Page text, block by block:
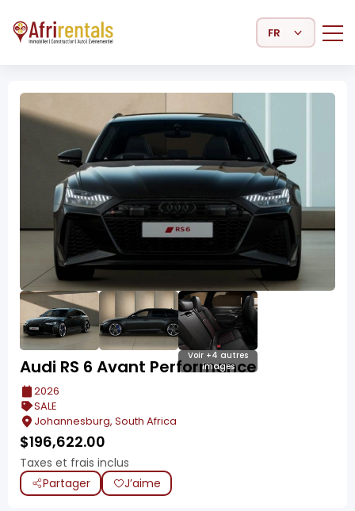
Select Language
Voir +4 autres
images
Audi RS 6 Avant Performance
2026
SALE
Johannesburg, South Africa
$196,622.00
Taxes et frais inclus
Partager
J’aime